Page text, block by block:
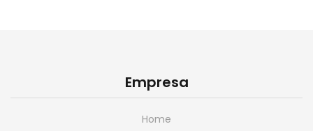
Empresa
Home